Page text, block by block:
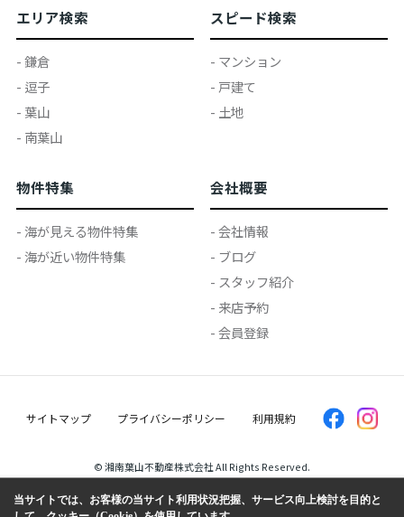
エリア検索
- 鎌倉
- 逗子
- 葉山
- 南葉山
スピード検索
- マンション
- 戸建て
- 土地
物件特集
- 海が見える物件特集
- 海が近い物件特集
会社概要
- 会社情報
- ブログ
- スタッフ紹介
- 来店予約
- 会員登録
サイトマップ プライバシーポリシー 利用規約
© 湘南葉山不動産株式会社 All Rights Reserved.
当サイトでは、お客様の当サイト利用状況把握、サービス向上検討を目的と